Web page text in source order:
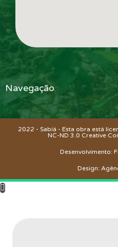
Navegação
2022 - Sabiá - Esta obra está
NC-ND 3.0 Creative
Desenvolvimento:
Design: